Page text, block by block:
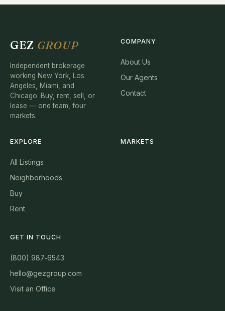
GEZ GROUP
Independent brokerage
working New York, Los
Angeles, Miami, and
Chicago. Buy, rent, sell, or
lease — one team, four
markets.
COMPANY
About Us
Our Agents
Contact
EXPLORE
All Listings
Neighborhoods
Buy
Rent
MARKETS
GET IN TOUCH
(800) 987‑6543
hello@gezgroup.com
Visit an Office